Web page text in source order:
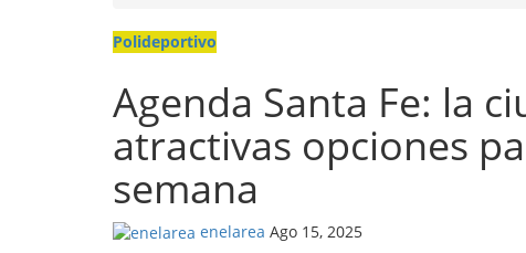
Polideportivo
Agenda Santa Fe: la
atractivas opciones
semana
enelarea Ago 15, 2025